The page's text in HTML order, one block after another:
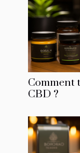
Comment
CBD ?